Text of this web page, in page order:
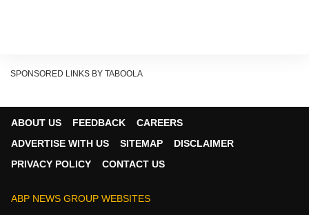
पालन किया जाता है. वहीं अन्य राज्यों में अमांत चंद्र कैलेंडर का
SPONSORED LINKS BY TABOOLA
ABOUT US FEEDBACK
CAREERS
ADVERTISE WITH US
SITEMAP
DISCLAIMER
PRIVACY POLICY
CONTACT US
ABP NEWS GROUP WEBSITES